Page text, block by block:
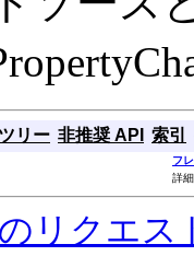
リー 非推奨 API 索引
フ
詳
リクエス